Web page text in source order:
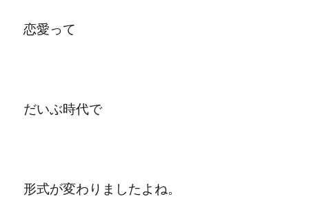
恋愛って
だいぶ時代で
形式が変わりましたよね。